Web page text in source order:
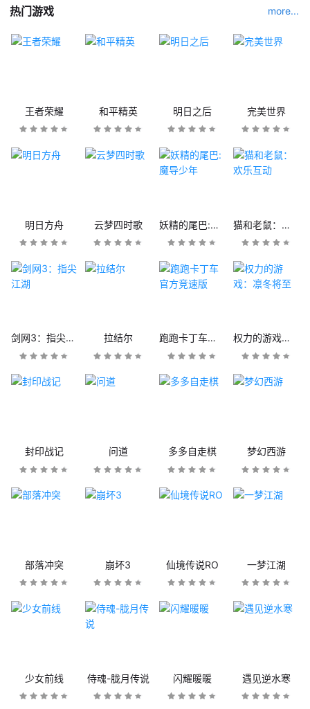
热门游戏 more...
王者荣耀 和平精英 明日之后 完美世界
明日方舟 云梦四时歌 妖精的尾巴:魔导少年 猫和老鼠：欢乐互动
剑网3：指尖江湖 拉结尔 跑跑卡丁车官方竞速版 权力的游戏：凛冬将至
封印战记 问道 多多自走棋 梦幻西游
部落冲突 崩坏3 仙境传说RO 一梦江湖
少女前线 侍魂-胧月传说 闪耀暖暖 遇见逆水寒